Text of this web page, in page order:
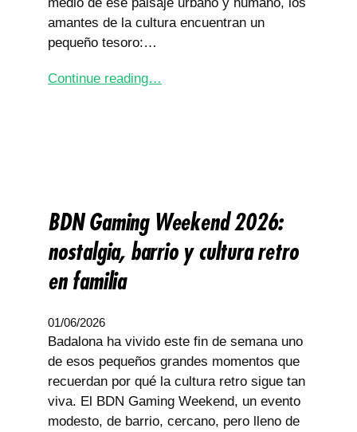
amantes de la cultura encuentran un
pequeño tesoro:…
Continue reading…
BDN Gaming Weekend 2026:
nostalgia, barrio y cultura retro
en familia
01/06/2026
Badalona ha vivido este fin de semana uno
de esos pequeños grandes momentos que
recuerdan por qué la cultura retro sigue tan
viva. El BDN Gaming Weekend, un evento
modesto, de barrio, cercano, pero lleno de